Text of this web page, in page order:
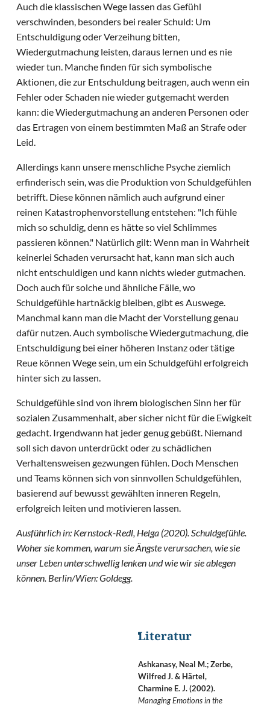
Auch die klassischen Wege lassen das Gefühl
verschwinden, besonders bei realer Schuld: Um
Entschuldigung oder Verzeihung bitten,
Wiedergutmachung leisten, daraus lernen und es nie
wieder tun. Manche finden für sich symbolische
Aktionen, die zur Entschuldung beitragen, auch wenn ein
Fehler oder Schaden nie wieder gutgemacht werden
kann: die Wiedergutmachung an anderen Personen oder
das Ertragen von einem bestimmten Maß an Strafe oder
Leid.
Allerdings kann unsere menschliche Psyche ziemlich
erfinderisch sein, was die Produktion von Schuldgefühlen
betrifft. Diese können nämlich auch aufgrund einer
reinen Katastrophenvorstellung entstehen: "Ich fühle
mich so schuldig, denn es hätte so viel Schlimmes
passieren können." Natürlich gilt: Wenn man in Wahrheit
keinerlei Schaden verursacht hat, kann man sich auch
nicht entschuldigen und kann nichts wieder gutmachen.
Doch auch für solche und ähnliche Fälle, wo
Schuldgefühle hartnäckig bleiben, gibt es Auswege.
Manchmal kann man die Macht der Vorstellung genau
dafür nutzen. Auch symbolische Wiedergutmachung, die
Entschuldigung bei einer höheren Instanz oder tätige
Reue können Wege sein, um ein Schuldgefühl erfolgreich
hinter sich zu lassen.
Schuldgefühle sind von ihrem biologischen Sinn her für
sozialen Zusammenhalt, aber sicher nicht für die Ewigkeit
gedacht. Irgendwann hat jeder genug gebüßt. Niemand
soll sich davon unterdrückt oder zu schädlichen
Verhaltensweisen gezwungen fühlen. Doch Menschen
und Teams können sich von sinnvollen Schuldgefühlen,
basierend auf bewusst gewählten inneren Regeln,
erfolgreich leiten und motivieren lassen.
Ausführlich in: Kernstock-Redl, Helga (2020). Schuldgefühle.
Woher sie kommen, warum sie Ängste verursachen, wie sie
unser Leben unterschwellig lenken und wie wir sie ablegen
können. Berlin/Wien: Goldegg.
Literatur
Ashkanasy, Neal M.; Zerbe,
Wilfred J. & Härtel,
Charmine E. J. (2002).
Managing Emotions in the